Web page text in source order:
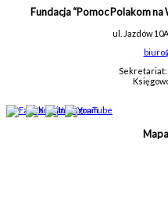
Fundacja “Pomoc Polakom
ul. Jazdów 10A
Sekretariat: